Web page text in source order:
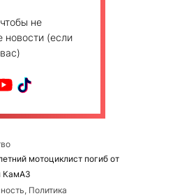
не
новости (если
мотоциклист погиб от
КамАЗ
Политика